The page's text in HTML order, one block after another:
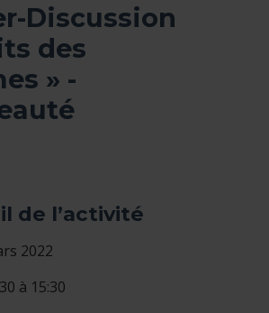
Discussion
des
» -
de l’activité
2022
à 15:30